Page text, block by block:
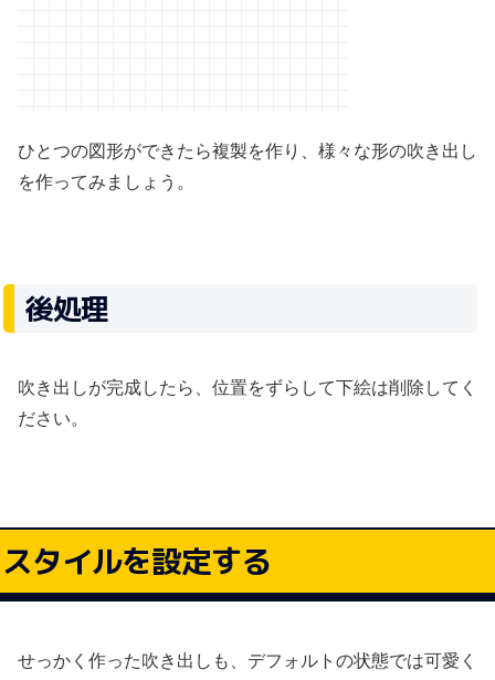
ひとつの図形ができたら複製を作り、様々な形の吹き出し
を作ってみましょう。
後処理
吹き出しが完成したら、位置をずらして下絵は削除してく
ださい。
スタイルを設定する
せっかく作った吹き出しも、デフォルトの状態では可愛く